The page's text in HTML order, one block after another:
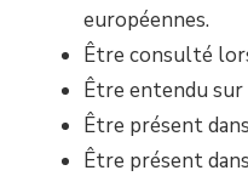
européennes.
Être consulté
Être entendu sur
Être présent
Être présent